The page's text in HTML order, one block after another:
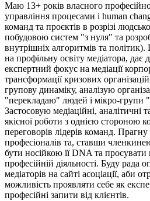
Маю 13+ років власного
управління процесами і human
команд та проєктів в розрізі
побудовою систем "з нуля" та
внутрішніх алгоритмів та
на профільну освіту медіатора, дає
експертний фокус на медіації
трансформації кризових
групову динаміку, аналізую
"перекладаю" людей і мікро-групи
Застосовую медіаційні, аналітичні
якісної роботи з однією стороною
переговорів лідерів команд.
професіоналів та, ставши
бути носійкою її DNA та просувати
професійній діяльності. Буду рада
медіаторів на сайті асоціації, аби
можливість проявляти себе як
професійні запити від клієнтів.